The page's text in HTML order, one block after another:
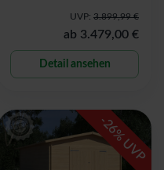
UVP: 3.899,99 €
ab 3.479,00 €
Detail ansehen
-
26
% UVP